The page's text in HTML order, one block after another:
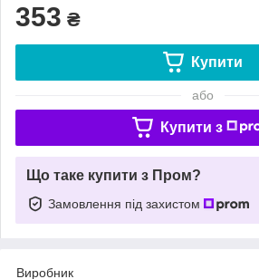
353 ₴
Купити
або
Купити з
Що таке купити з Пром?
Замовлення під захистом
Виробник